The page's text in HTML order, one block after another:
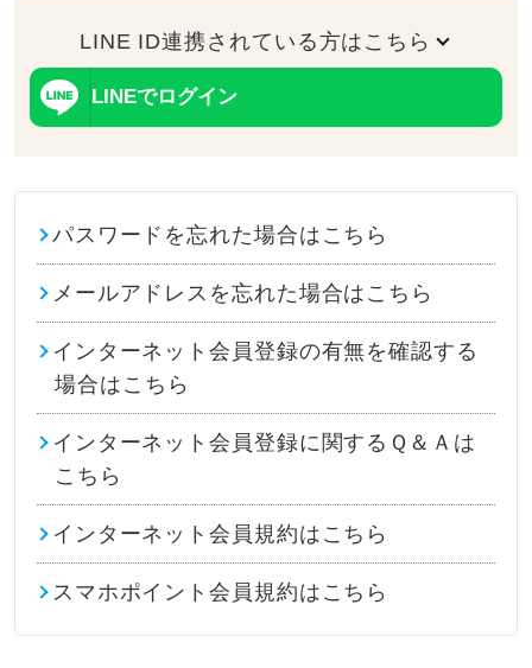
LINE ID連携されている方はこちら
LINEでログイン
パスワードを忘れた場合はこちら
メールアドレスを忘れた場合はこちら
インターネット会員登録の有無を確認する
場合はこちら
インターネット会員登録に関するＱ＆Ａは
こちら
インターネット会員規約はこちら
スマホポイント会員規約はこちら